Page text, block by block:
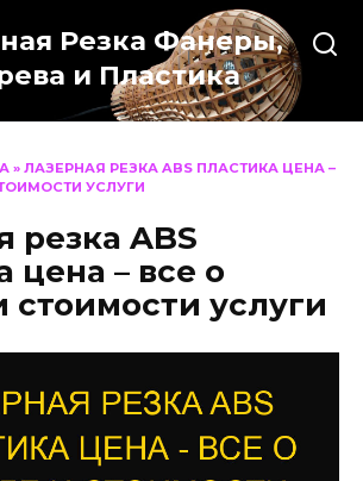
Резка Фанеры,
и Пластика
» ЛАЗЕРНАЯ РЕЗКА ABS ПЛАСТИКА ЦЕНА –
УСЛУГИ
резка ABS
цена – все о
стоимости услуги